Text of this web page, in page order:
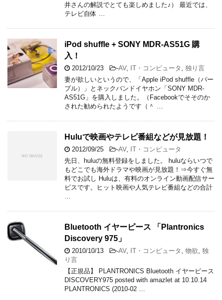
井さんの解説でとても楽しめました♪） 最近では、
テレビ自体 …
iPod shuffle + SONY MDR-AS51G 購
入！
2012/10/23 -AV, IT・コンピュータ
独り言
妻が欲しいというので、「Apple iPod shuffle（パー
プル）」とネックバンドイヤホン「SONY MDR-
AS51G」を購入しました。（Facebookでそそのか
された勧められたようです（＾ …
Huluで映画やテレビ番組などが見放題！
2012/09/25 -AV, IT・コンピュータ
先日、huluの無料登録をしました。 huluならいつで
もどこでも海外ドラマや映画が見放題！⇒今すぐ無
料でお試し Huluは、有料のオンライン動画配信サー
ビスです。ヒット映画や人気テレビ番組などの合計
Bluetooth イヤーピース 「Plantronics
Discovery 975」
2010/10/13 -AV, IT・コンピュータ 物欲 独
り言
【正規品】 PLANTRONICS Bluetooth イヤーピース
DISCOVERY975 posted with amazlet at 10.10.14
PLANTRONICS (2010-02 …